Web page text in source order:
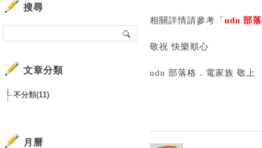
相關詳情請參考「 udn 部
敬祝 快樂順心
udn 部落格．電家族 敬上
搜尋
文章分類
不分類(11)
月曆